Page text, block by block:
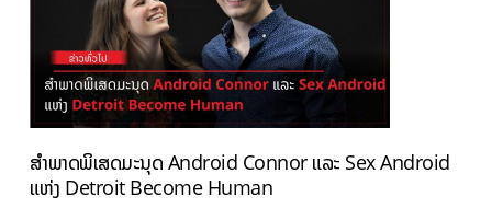
ສຳພາດພິເສດມະນຸດ Android Connor ແລະ Sex Android
ແຫ່ງ Detroit Become Human